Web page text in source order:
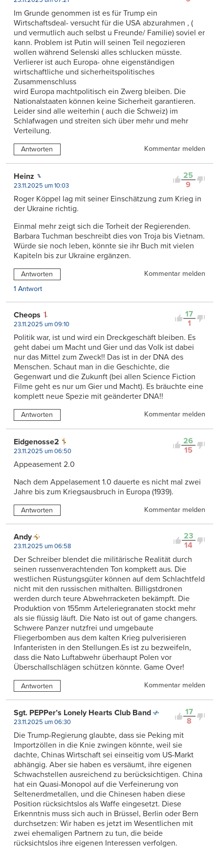
Im Grunde genommen ist es für Trump ein
Wirtschaftsdeal- versucht für die USA abzurahmen , (
und vermutlich auch selbst u Freunde/ Familie) soviel er
kann. Problem ist Putin will seinen Teil negozieren
wollen während Selenski alles schlucken müsste.
Verlierer ist auch Europa- ohne eigenständigen
wirtschaftliche und sicherheitspolitisches
Zusammenschluss
wird Europa machtpolitisch ein Zwerg bleiben. Die
Nationalstaaten können keine Sicherheit garantieren.
Leider sind alle weiterhin ( auch die Schweiz) im
Schlafwagen und streiten sich über mehr und mehr
Verteilung.
Antworten Kommentar melden
25
9
Heinz
23.11.2025 um 10:03
Roger Köppel lag mit seiner Einschätzung zum Krieg in
der Ukraine richtig.
Einmal mehr zeigt sich die Torheit der Regierenden.
Barbara Tuchman beschreibt dies von Troja bis Vietnam.
Würde sie noch leben, könnte sie ihr Buch mit vielen
Kapiteln bis zur Ukraine ergänzen.
Antworten
Kommentar melden
1 Antwort
17
1
Cheops
23.11.2025 um 09:10
Politik war, ist und wird ein Dreckgeschäft bleiben. Es
geht dabei um Macht und Gier und das Volk ist dabei
nur das Mittel zum Zweck!! Das ist in der DNA des
Menschen. Schaut man in die Geschichte, die
Gegenwart und die Zukunft (bei allen Science Fiction
Filme geht es nur um Gier und Macht). Es bräuchte eine
komplett neue Spezie mit geänderter DNA!!
Antworten Kommentar melden
26
15
Eidgenosse2
23.11.2025 um 06:50
Appeasement 2.0
Nach dem Appelasement 1.0 dauerte es nicht mal zwei
Jahre bis zum Kriegsausbruch in Europa (1939).
Antworten Kommentar melden
23
14
Andy
23.11.2025 um 06:58
Der Schreiber blendet die militärische Realität durch
seinen russenverachtenden Ton kompkett aus. Die
westlichen Rüstungsgüter können auf dem Schlachtfeld
nicht mit den russischen mithalten. Billigstdronen
werden durch teure Abwehrracketen bekämpft. Die
Produktion von 155mm Arteleriegranaten stockt mehr
als sie flüssig läuft. Die Nato ist out of game changers.
Schwere Panzer nutzfrei und umgebaute
Fliegerbomben aus dem kalten Krieg pulverisieren
Infanteristen in den Stellungen.Es ist zu bezweifeln,
dass die Nato Luftabwehr überhaupt Polen vor
Überschallschlägen schützen könnte. Game Over!
Antworten Kommentar melden
17
8
Sgt. PEPPer’s Lonely Hearts Club Band
23.11.2025 um 06:30
Die Trump-Regierung glaubte, dass sie Peking mit
Importzöllen in die Knie zwingen könnte, weil sie
dachte, Chinas Wirtschaft sei einseitig vom US-Markt
abhängig. Aber sie haben es versäumt, ihre eigenen
Schwachstellen ausreichend zu berücksichtigen. China
hat ein Quasi-Monopol auf die Verfeinerung von
Seltenerdmetallen, und die Chinesen haben diese
Position rücksichtslos als Waffe eingesetzt. Diese
Erkenntnis muss sich auch in Brüssel, Berlin oder Bern
durchsetzen: Wir haben es jetzt im Wesentlichen mit
zwei ehemaligen Partnern zu tun, die beide
rücksichtslos ihre eigenen Interessen verfolgen.